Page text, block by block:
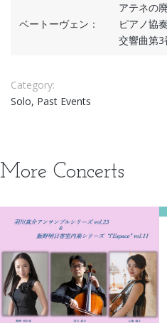
ベートーヴェン：
アテネの
ピアノ協
交響曲第3
Category:
Solo, Past Events
More Concerts